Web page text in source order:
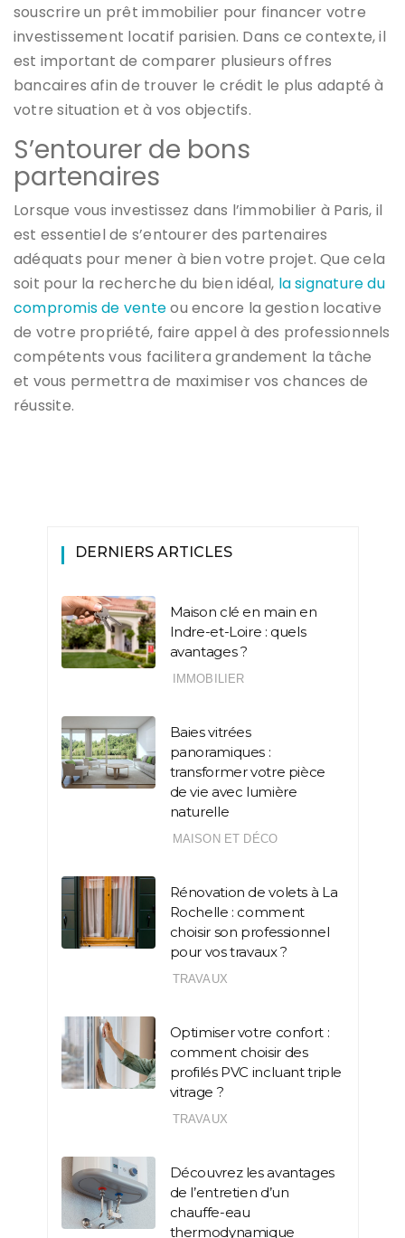
souscrire un prêt immobilier pour financer votre
investissement locatif parisien. Dans ce contexte, il
est important de comparer plusieurs offres
bancaires afin de trouver le crédit le plus adapté à
votre situation et à vos objectifs.
S’entourer de bons
partenaires
Lorsque vous investissez dans l’immobilier à Paris, il
est essentiel de s’entourer des partenaires
adéquats pour mener à bien votre projet. Que cela
soit pour la recherche du bien idéal, la signature du
compromis de venteou encore la gestion locative
de votre propriété, faire appel à des professionnels
compétents vous facilitera grandement la tâche
et vous permettra de maximiser vos chances de
réussite.
DERNIERS ARTICLES
Maison clé en main en
Indre-et-Loire : quels
avantages ?
IMMOBILIER
Baies vitrées
panoramiques :
transformer votre pièce
de vie avec lumière
naturelle
MAISON ET DÉCO
Rénovation de volets à La
Rochelle : comment
choisir son professionnel
pour vos travaux ?
TRAVAUX
Optimiser votre confort :
comment choisir des
profilés PVC incluant triple
vitrage ?
TRAVAUX
Découvrez les avantages
de l’entretien d’un
chauffe-eau
thermodynamique